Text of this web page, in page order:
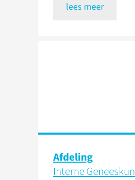
lees meer
Afdeling
Interne